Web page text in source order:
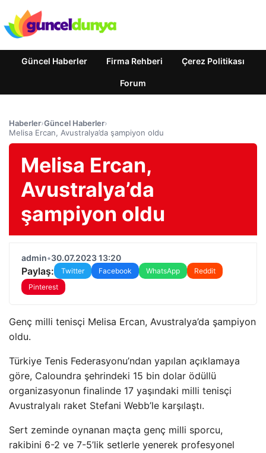
Güncel Haberler Firma Rehberi Çerez Politikası
Forum
Haberler›Güncel Haberler›
Melisa Ercan, Avustralya’da şampiyon oldu
Melisa Ercan,
Avustralya’da
şampiyon oldu
admin•30.07.2023 13:20
Paylaş: Twitter Facebook WhatsApp
Reddit
Pinterest
Genç milli tenisçi Melisa Ercan, Avustralya’da şampiyon
oldu.
Türkiye Tenis Federasyonu’ndan yapılan açıklamaya
göre, Caloundra şehrindeki 15 bin dolar ödüllü
organizasyonun finalinde 17 yaşındaki milli tenisçi
Avustralyalı raket Stefani Webb’le karşılaştı.
Sert zeminde oynanan maçta genç milli sporcu,
rakibini 6-2 ve 7-5’lik setlerle yenerek profesyonel